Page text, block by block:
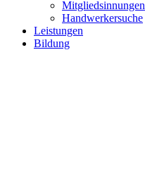
Mitgliedsinnungen
Handwerkersuche
Leistungen
Bildung